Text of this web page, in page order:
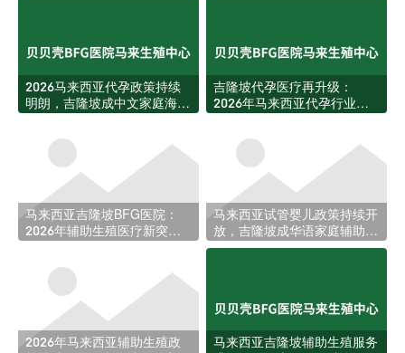
2026马来西亚代孕政策持续
明朗，吉隆坡成中文家庭海外
吉隆坡代孕医疗再升级：
2026年马来西亚代孕行业迎
马来西亚吉隆坡BFG医院：
2026年辅助生殖医疗新突
马来西亚试管婴儿政策持续开
放，吉隆坡成华语家庭辅助生
育新热土
2026年马来西亚辅助生殖政
马来西亚吉隆坡辅助生殖服务